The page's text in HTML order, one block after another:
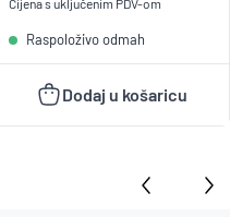
Cijena s uključenim PDV-om
Raspoloživo odmah
Dodaj u košaricu